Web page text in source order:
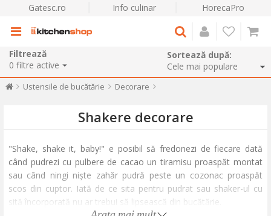
Gatesc.ro Info culinar HorecaPro
Filtrează
0 filtre active
Sortează după:
Ustensile de bucătărie Decorare
Shakere decorare
"Shake, shake it, baby!" e posibil să fredonezi de fiecare dată
când pudrezi cu pulbere de cacao un tiramisu proaspăt montat
sau când ningi niște zahăr pudră peste un cozonac proaspăt
scos din cuptor. Iată de ce sita pentru pudrat sau shaker-ul cu
sită încorporată nu ar trebui să lipsească din bucătărie.